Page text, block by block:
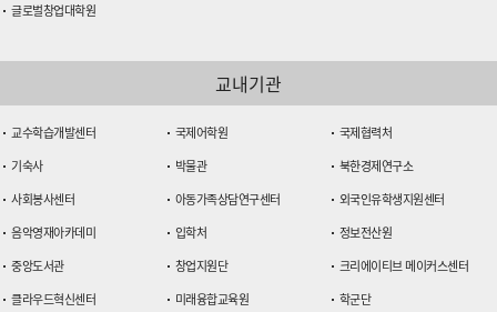
글로벌창업대학원
교내기관
교수학습개발센터 국제어학원
국제협력처
기숙사
박물관
북한경제연구소
사회봉사센터
아동가족상담연구센터
외국인유학생지원센터
음악영재아카데미
입학처
정보전산원
중앙도서관
창업지원단
크리에이티브 메이커스센터
클라우드혁신센터
미래융합교육원
학군단